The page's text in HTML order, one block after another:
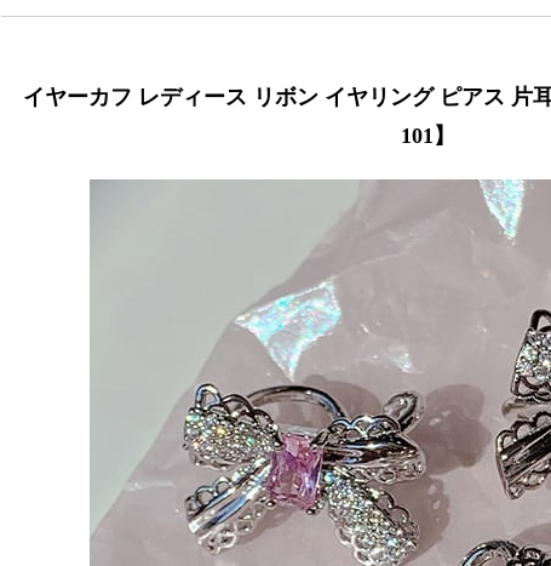
イヤーカフ レディース リボン イヤリング ピアス 片
101】